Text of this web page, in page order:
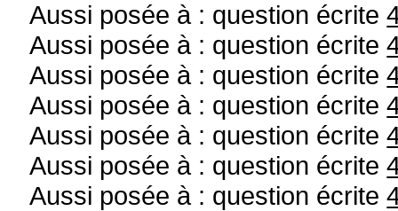
Aussi posée à : question écrite
Aussi posée à : question écrite
Aussi posée à : question écrite
Aussi posée à : question écrite
Aussi posée à : question écrite
Aussi posée à : question écrite
Aussi posée à : question écrite